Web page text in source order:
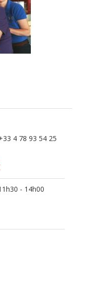
4 78 93 54 25
- 14h00